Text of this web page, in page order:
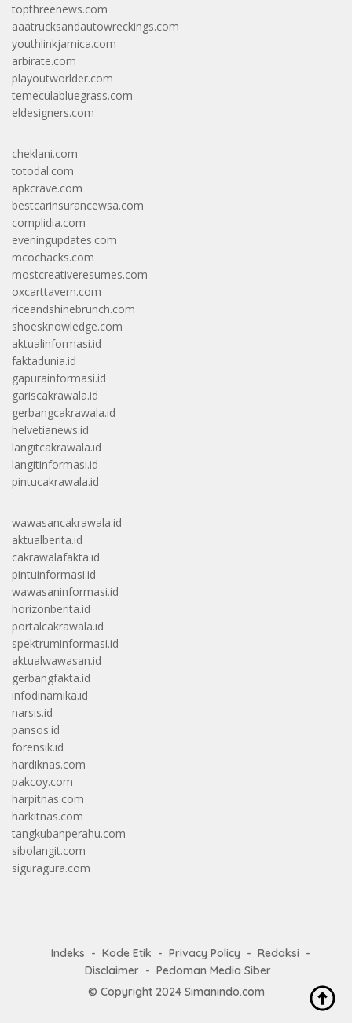
topthreenews.com
aaatrucksandautowreckings.com
youthlinkjamica.com
arbirate.com
playoutworlder.com
temeculabluegrass.com
eldesigners.com
cheklani.com
totodal.com
apkcrave.com
bestcarinsurancewsa.com
complidia.com
eveningupdates.com
mcochacks.com
mostcreativeresumes.com
oxcarttavern.com
riceandshinebrunch.com
shoesknowledge.com
aktualinformasi.id
faktadunia.id
gapurainformasi.id
gariscakrawala.id
gerbangcakrawala.id
helvetianews.id
langitcakrawala.id
langitinformasi.id
pintucakrawala.id
wawasancakrawala.id
aktualberita.id
cakrawalafakta.id
pintuinformasi.id
wawasaninformasi.id
horizonberita.id
portalcakrawala.id
spektruminformasi.id
aktualwawasan.id
gerbangfakta.id
infodinamika.id
narsis.id
pansos.id
forensik.id
hardiknas.com
pakcoy.com
harpitnas.com
harkitnas.com
tangkubanperahu.com
sibolangit.com
siguragura.com
Indeks Kode Etik Privacy Policy
Redaksi
Disclaimer
Pedoman Media Siber
© Copyright 2024 Simanindo.com